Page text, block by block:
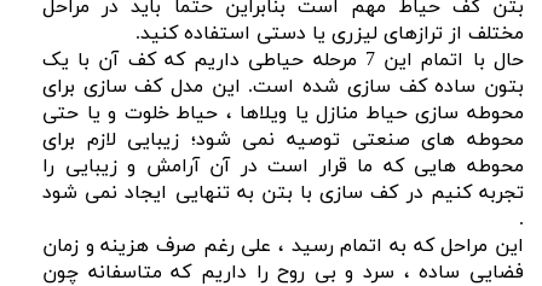
بتن کف حیاط مهم است بنابراین حتماً باید در مراحل
مختلف از ترازهای لیزری یا دستی استفاده کنید.
حال با اتمام این 7 مرحله حیاطی داریم که کف آن با یک
بتون ساده کف سازی شده است. این مدل کف سازی برای
محوطه سازی حیاط منازل یا ویلاها ، حیاط خلوت و یا حتی
محوطه های صنعتی توصیه نمی شود؛ زیبایی لازم برای
محوطه هایی که ما قرار است در آن آرامش و زیبایی را
تجربه کنیم در کف سازی با بتن به تنهایی ایجاد نمی شود
.
این مراحل که به اتمام رسید ، علی رغم صرف هزینه و زمان
فضایی ساده ، سرد و بی روح را داریم که متاسفانه چون